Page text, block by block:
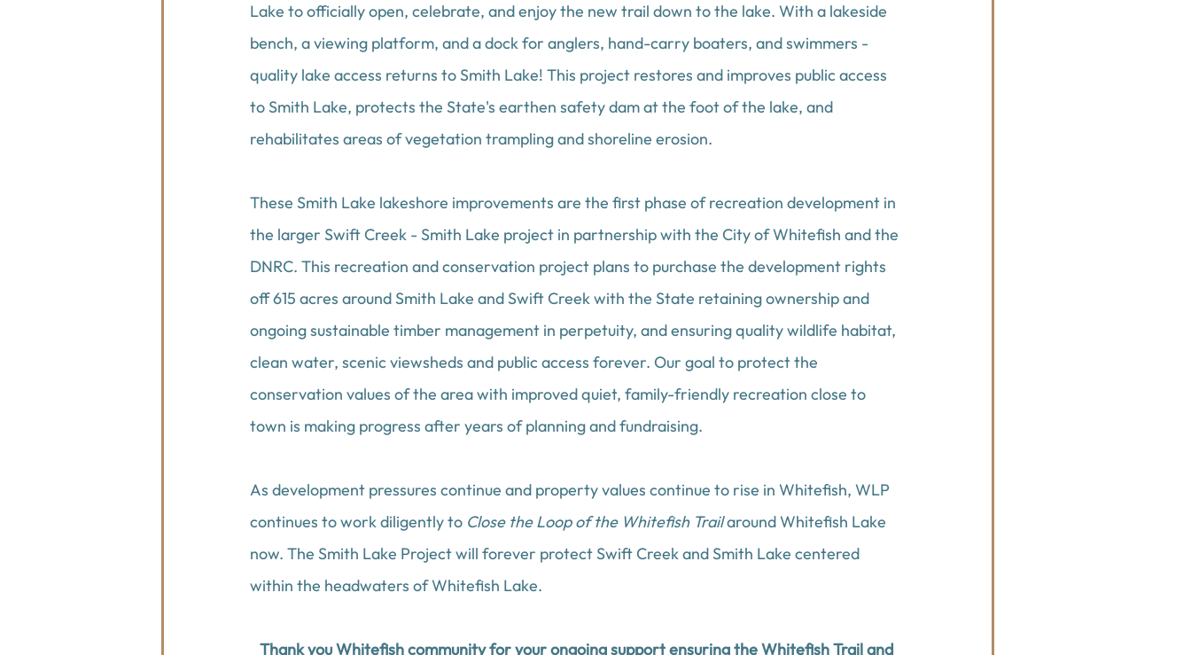
Lake to officially open, celebrate, and enjoy the new trail down to the lake. With a lakeside
bench, a viewing platform, and a dock for anglers, hand-carry boaters, and swimmers -
quality lake access returns to Smith Lake! This project restores and improves public access
to Smith Lake, protects the State's earthen safety dam at the foot of the lake, and
rehabilitates areas of vegetation trampling and shoreline erosion.
These Smith Lake lakeshore improvements are the first phase of recreation development in
the larger Swift Creek - Smith Lake project in partnership with the City of Whitefish and the
DNRC. This recreation and conservation project plans to purchase the development rights
off 615 acres around Smith Lake and Swift Creek with the State retaining ownership and
ongoing sustainable timber management in perpetuity, and ensuring quality wildlife habitat,
clean water, scenic viewsheds and public access forever. Our goal to protect the
conservation values of the area with improved quiet, family-friendly recreation close to
town is making progress after years of planning and fundraising.
As development pressures continue and property values continue to rise in Whitefish, WLP
continues to work diligently to Close the Loop of the Whitefish Trail around Whitefish Lake
now. The Smith Lake Project will forever protect Swift Creek and Smith Lake centered
within the headwaters of Whitefish Lake.
Thank you Whitefish community for your ongoing support ensuring the Whitefish Trail and